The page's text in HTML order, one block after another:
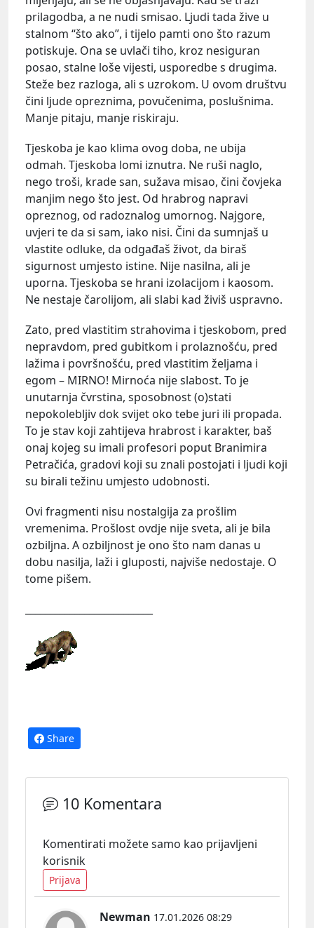
prilagodba, a ne nudi smisao. Ljudi tada žive u
stalnom “što ako”, i tijelo pamti ono što razum
potiskuje. Ona se uvlači tiho, kroz nesiguran
posao, stalne loše vijesti, usporedbe s drugima.
Steže bez razloga, ali s uzrokom. U ovom društvu
čini ljude opreznima, povučenima, poslušnima.
Manje pitaju, manje riskiraju.
Tjeskoba je kao klima ovog doba, ne ubija
odmah. Tjeskoba lomi iznutra. Ne ruši naglo,
nego troši, krade san, sužava misao, čini čovjeka
manjim nego što jest. Od hrabrog napravi
opreznog, od radoznalog umornog. Najgore,
uvjeri te da si sam, iako nisi. Čini da sumnjaš u
vlastite odluke, da odgađaš život, da biraš
sigurnost umjesto istine. Nije nasilna, ali je
uporna. Tjeskoba se hrani izolacijom i kaosom.
Ne nestaje čarolijom, ali slabi kad živiš uspravno.
Zato, pred vlastitim strahovima i tjeskobom, pred
nepravdom, pred gubitkom i prolaznošću, pred
lažima i površnošću, pred vlastitim željama i
egom – MIRNO! Mirnoća nije slabost. To je
unutarnja čvrstina, sposobnost (o)stati
nepokolebljiv dok svijet oko tebe juri ili propada.
To je stav koji zahtijeva hrabrost i karakter, baš
onaj kojeg su imali profesori poput Branimira
Petračića, gradovi koji su znali postojati i ljudi koji
su birali težinu umjesto udobnosti.
Ovi fragmenti nisu nostalgija za prošlim
vremenima. Prošlost ovdje nije sveta, ali je bila
ozbiljna. A ozbiljnost je ono što nam danas u
dobu nasilja, laži i gluposti, najviše nedostaje. O
tome pišem.
Share
10 Komentara
Komentirati možete samo kao prijavljeni
korisnik
Prijava
Newman 17.01.2026 08:29